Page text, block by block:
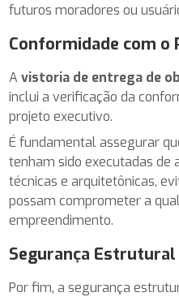
futuros moradores ou
Conformidade com o
Avistoria de entrega de
inclui a verificação da
projeto executivo.
É fundamental assegurar
tenham sido executadas de
técnicas e arquitetônicas,
possam comprometer a
empreendimento.
Segurança
Por fim, a segurança